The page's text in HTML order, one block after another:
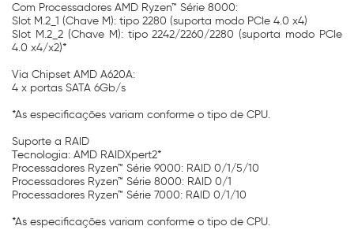
Com Processadores AMD Ryzen™ Série 8000:
Slot M.2_1 (Chave M): tipo 2280 (suporta modo PCIe 4.0 x4)
Slot M.2_2 (Chave M): tipo 2242/2260/2280 (suporta modo PCIe
4.0 x4/x2)*
Via Chipset AMD A620A:
4 x portas SATA 6Gb/s
*As especificações variam conforme o tipo de CPU.
Suporte a RAID
Tecnologia: AMD RAIDXpert2*
Processadores Ryzen™ Série 9000: RAID 0/1/5/10
Processadores Ryzen™ Série 8000: RAID 0/1
Processadores Ryzen™ Série 7000: RAID 0/1/10
*As especificações variam conforme o tipo de CPU.